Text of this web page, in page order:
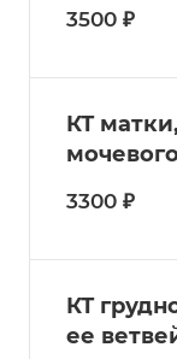
3500 ₽
КТ
3300 ₽
КТ
ее